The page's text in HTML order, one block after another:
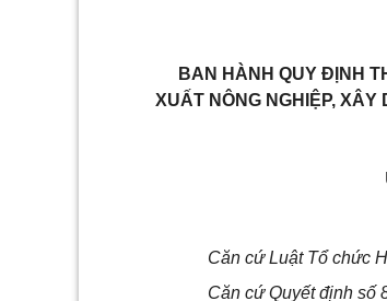
BAN HÀNH QUY ĐỊNH
XUẤT NÔNG NGHIỆP,
Căn cứ Luật Tổ chức
Căn cứ Quyết định số